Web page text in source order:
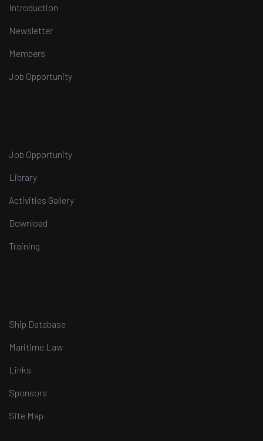
Introduction
Newsletter
Members
Job Opportunity
Job Opportunity
Library
Activities Gallery
Download
Training
Ship Database
Maritime Law
Links
Sponsors
Site Map